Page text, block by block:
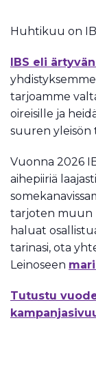
Huhtikuu on
IBS eli
tarjoamme
oireisille ja
suuren yleisön
Vuonna 2026
aihepiiriä
tarjoten muun
haluat
tarinasi, ota
Leinoseen
Tutustu